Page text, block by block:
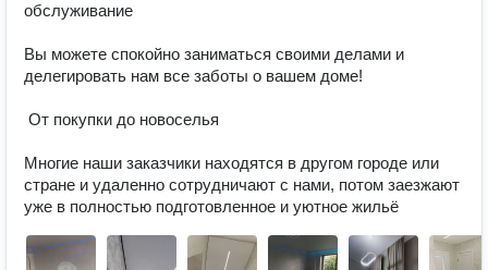
обслуживание
Вы можете спокойно заниматься своими делами и
делегировать нам все заботы о вашем доме!
Многие наши заказчики находятся в другом городе или
стране и удаленно сотрудничают с нами, потом заезжают
уже в полностью подготовленное и уютное жильё